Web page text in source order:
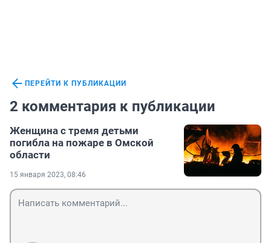
ПЕРЕЙТИ К ПУБЛИКАЦИИ
2 комментария к публикации
Женщина с тремя детьми
погибла на пожаре в Омской
области
15 января 2023, 08:46